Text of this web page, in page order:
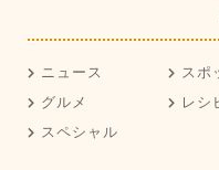
ニュース スポ
グルメ
レシ
スペシャル